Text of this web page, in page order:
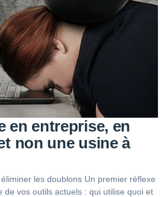
en entreprise, en
non une usine à
les doublons Un premier réflexe
de vos outils actuels : qui utilise quoi et